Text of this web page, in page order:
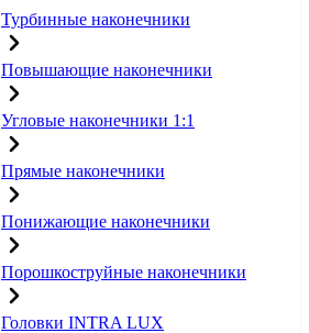
Турбинные наконечники
Повышающие наконечники
Угловые наконечники 1:1
Прямые наконечники
Понижающие наконечники
Порошкоструйные наконечники
Головки INTRA LUX